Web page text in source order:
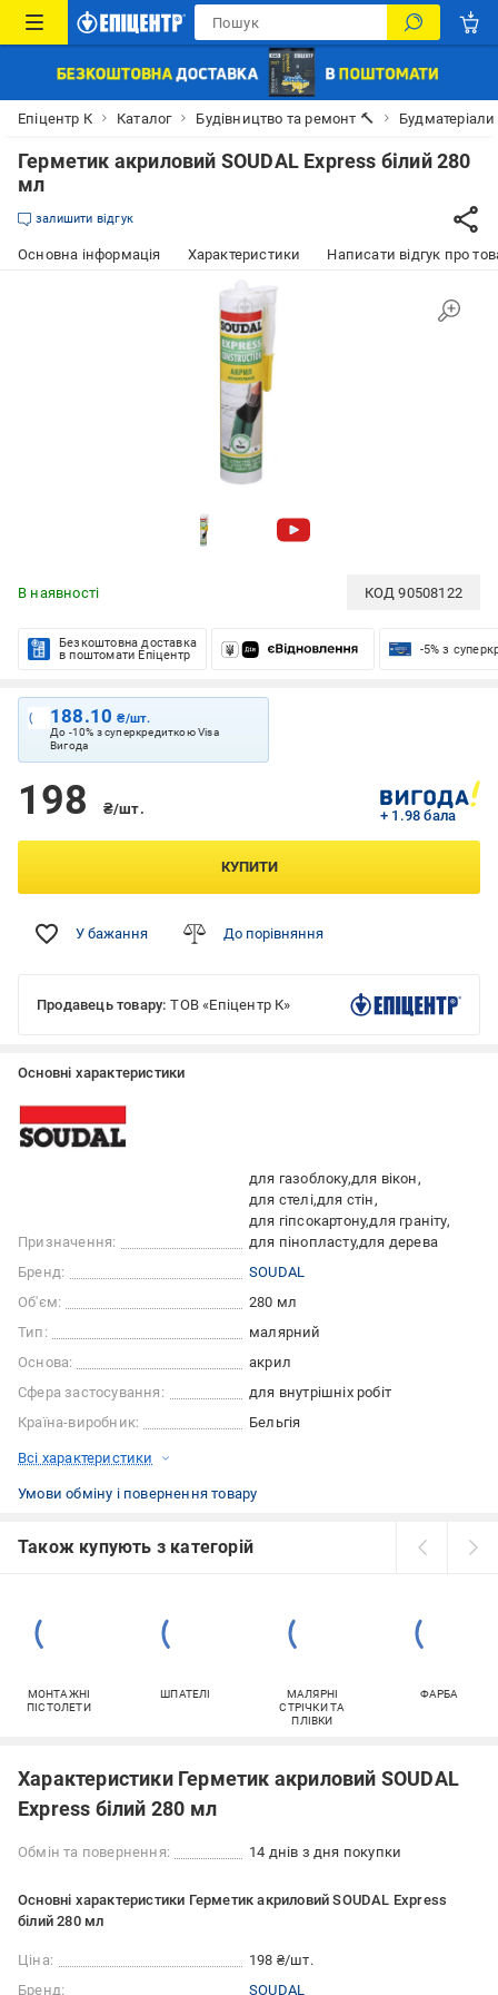
Епіцентр К Каталог Будівництво та ремонт 🔨 Будматеріали
Герметик акриловий SOUDAL Express білий 280
мл
залишити відгук
Основна інформація Характеристики Написати відгук про
В наявності КОД90508122
Безкоштовна доставка
в поштомати Епіцентр
-5% з
188.10₴/шт.
До -10% з суперкредиткою Visa
Вигода
198 ₴/шт. + 1.98 бала
КУПИТИ
У бажання До порівняння
Продавець товару: ТОВ «Епіцентр К»
Основні характеристики
Призначення:
для газоблоку для вікон
для стелі для стін
для гіпсокартону для граніту
для пінопласту для дерева
Бренд:
SOUDAL
Об'єм:
280 мл
Тип:
малярний
Основа:
акрил
Сфера застосування:
для внутрішніх робіт
Країна-виробник:
Бельгія
Всі характеристики
Умови обміну і повернення товару
Також купують з категорій
МОНТАЖНІ
ПІСТОЛЕТИ
ШПАТЕЛІ
МАЛЯРНІ
СТРІЧКИ ТА
ПЛІВКИ
ФАРБА
Характеристики Герметик акриловий SOUDAL
Express білий 280 мл
Обмін та повернення: 14 днів з дня покупки
Основні характеристики Герметик акриловий SOUDAL Express
білий 280 мл
Ціна:
198 ₴/шт.
Бренд:
SOUDAL